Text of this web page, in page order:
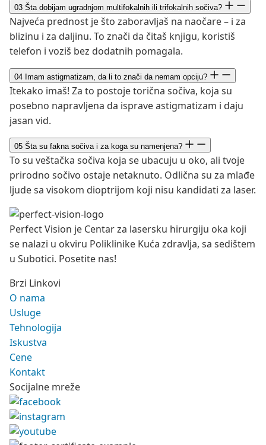
03 Šta dobijam ugradnjom multifokalnih ili trifokalnih sočiva?
Najveća prednost je što zaboravljaš na naočare – i za
blizinu i za daljinu. To znači da čitaš knjigu, koristiš
telefon i voziš bez dodatnih pomagala.
04 Imam astigmatizam, da li to znači da nemam opciju?
Itekako imaš! Za to postoje torična sočiva, koja su
posebno napravljena da isprave astigmatizam i daju
jasan vid.
05 Šta su fakna sočiva i za koga su namenjena?
To su veštačka sočiva koja se ubacuju u oko, ali tvoje
prirodno sočivo ostaje netaknuto. Odlična su za mlađe
ljude sa visokom dioptrijom koji nisu kandidati za laser.
Perfect Vision je Centar za lasersku hirurgiju oka koji
se nalazi u okviru Poliklinike Kuća zdravlja, sa sedištem
u Subotici. Posetite nas!
Brzi Linkovi
O nama
Usluge
Tehnologija
Iskustva
Cene
Kontakt
Socijalne mreže